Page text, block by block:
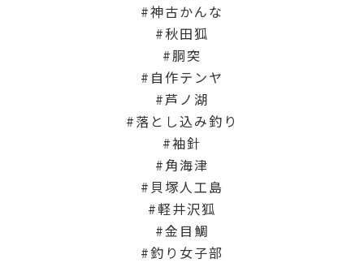
神古かんな
秋田狐
胴突
自作テンヤ
芦ノ湖
落とし込み釣り
袖針
角海津
貝塚人工島
軽井沢狐
金目鯛
釣り女子部